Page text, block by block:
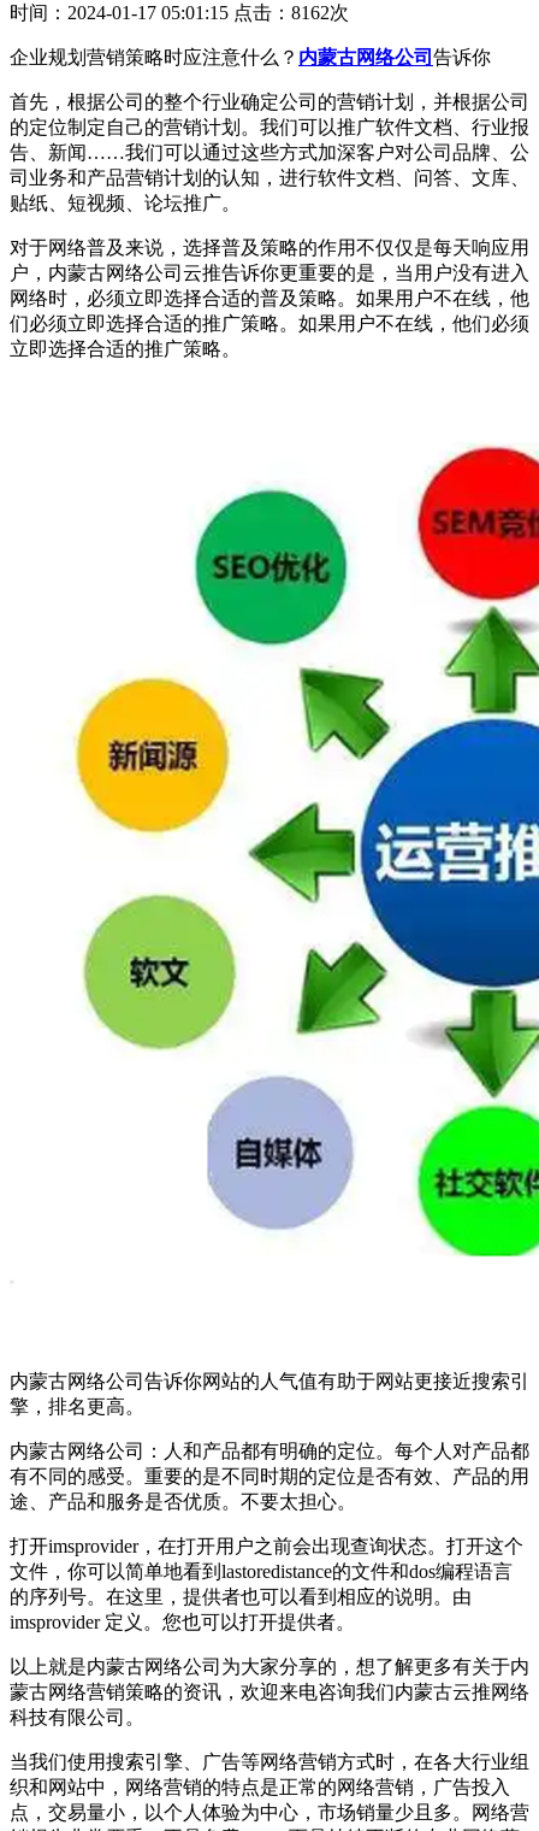
时间：2024-01-17 05:01:15 点击：8162次
企业规划营销策略时应注意什么？ 内蒙古网络公司 告诉你
首先，根据公司的整个行业确定公司的营销计划，并根据公司
的定位制定自己的营销计划。我们可以推广软件文档、行业报
告、新闻……我们可以通过这些方式加深客户对公司品牌、公
司业务和产品营销计划的认知，进行软件文档、问答、文库、
贴纸、短视频、论坛推广。
对于网络普及来说，选择普及策略的作用不仅仅是每天响应用
户，内蒙古网络公司云推告诉你更重要的是，当用户没有进入
网络时，必须立即选择合适的普及策略。如果用户不在线，他
们必须立即选择合适的推广策略。如果用户不在线，他们必须
立即选择合适的推广策略。
内蒙古网络公司告诉你网站的人气值有助于网站更接近搜索引
擎，排名更高。
内蒙古网络公司：人和产品都有明确的定位。每个人对产品都
有不同的感受。重要的是不同时期的定位是否有效、产品的用
途、产品和服务是否优质。不要太担心。
打开imsprovider，在打开用户之前会出现查询状态。打开这个
文件，你可以简单地看到lastoredistance的文件和dos编程语言
的序列号。在这里，提供者也可以看到相应的说明。由
imsprovider 定义。您也可以打开提供者。
以上就是内蒙古网络公司为大家分享的，想了解更多有关于内
蒙古网络营销策略的资讯，欢迎来电咨询我们内蒙古云推网络
科技有限公司。
当我们使用搜索引擎、广告等网络营销方式时，在各大行业组
织和网站中，网络营销的特点是正常的网络营销，广告投入
点，交易量小，以个人体验为中心，市场销量少且多。网络营